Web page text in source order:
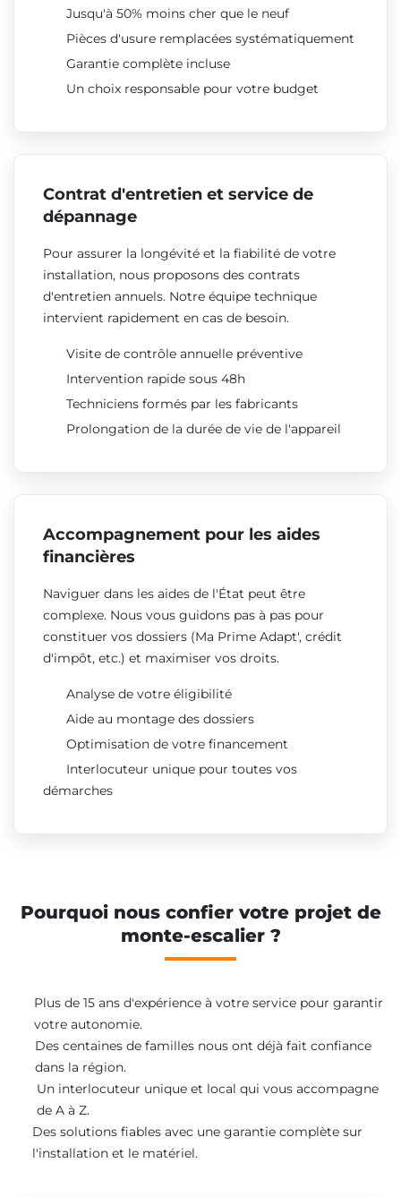
Jusqu'à 50% moins cher que le neuf
Pièces d'usure remplacées systématiquement
Garantie complète incluse
Un choix responsable pour votre budget
Contrat d'entretien et service de
dépannage
Pour assurer la longévité et la fiabilité de votre
installation, nous proposons des contrats
d'entretien annuels. Notre équipe technique
intervient rapidement en cas de besoin.
Visite de contrôle annuelle préventive
Intervention rapide sous 48h
Techniciens formés par les fabricants
Prolongation de la durée de vie de l'appareil
Accompagnement pour les aides
financières
Naviguer dans les aides de l'État peut être
complexe. Nous vous guidons pas à pas pour
constituer vos dossiers (Ma Prime Adapt', crédit
d'impôt, etc.) et maximiser vos droits.
Analyse de votre éligibilité
Aide au montage des dossiers
Optimisation de votre financement
Interlocuteur unique pour toutes vos
démarches
Pourquoi nous confier votre projet de
monte-escalier ?
Plus de 15 ans d'expérience à votre service pour garantir
votre autonomie.
Des centaines de familles nous ont déjà fait confiance
dans la région.
Un interlocuteur unique et local qui vous accompagne
de A à Z.
Des solutions fiables avec une garantie complète sur
l'installation et le matériel.